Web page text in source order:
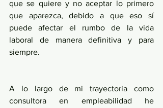
que se quiere y no aceptar lo primero
que aparezca, debido a que eso sí
puede afectar el rumbo de la vida
laboral de manera definitiva y para
siempre.
A lo largo de mi trayectoria como
consultora en empleabilidad he